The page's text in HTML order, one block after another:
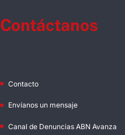
Contáctanos
Contacto
Envíanos un mensaje
Canal de Denuncias ABN Avanza